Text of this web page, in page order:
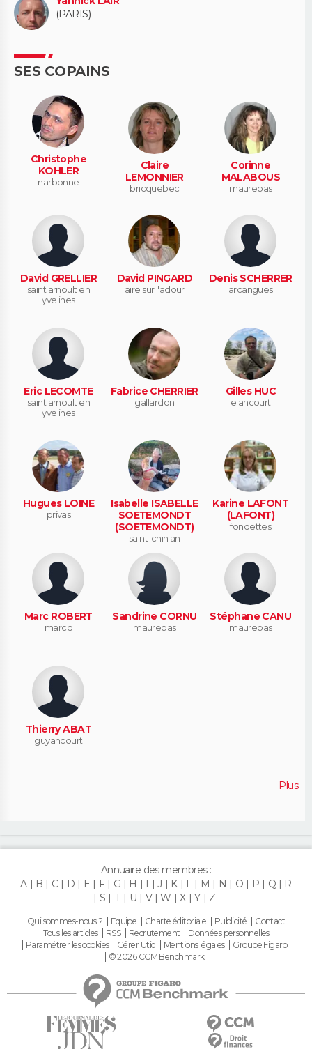
(PARIS)
SES COPAINS
Christophe
KOHLER
narbonne
Claire
LEMONNIER
bricquebec
Corinne
MALABOUS
maurepas
David GRELLIER
saint arnoult en
yvelines
David PINGARD
aire sur l'adour
Denis SCHERRER
arcangues
Eric LECOMTE
saint arnoult en
yvelines
Fabrice CHERRIER
gallardon
Gilles HUC
elancourt
Hugues LOINE
privas
Isabelle ISABELLE
SOETEMONDT
(SOETEMONDT)
saint-chinian
Karine LAFONT
(LAFONT)
fondettes
Marc ROBERT
marcq
Sandrine CORNU
maurepas
Stéphane CANU
maurepas
Thierry ABAT
guyancourt
Plus
Annuaire des membres :
A
B C D E F G H J K L M N O P Q
R
S
T U V W X Y Z
Qui sommes-nous ? Equipe Charte éditoriale Publicité
Contact
Tous les articles
RSS Recrutement
Données personnelles
Paramétrer les cookies
Gérer Utiq Mentions légales
Groupe Figaro
© 2026 CCM Benchmark